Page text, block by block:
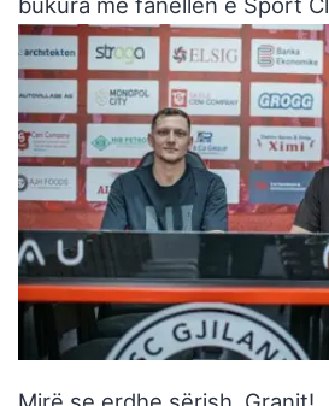
bukura me fanellën e Sport
Mirë se erdhe sërish, Granit!